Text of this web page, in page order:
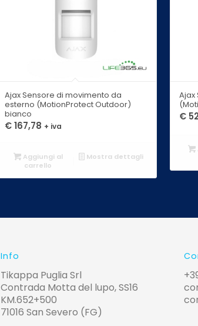
Ajax Sensore di movimento da
esterno (MotionProtect Outdoor)
bianco
€167,78 + iva
Aggiungi al
carrello
Mostra dettagli
Ajax
€
Info
Tikappa Puglia Srl
Contrada Motta del lupo, SS16
KM.652+500
71016 San Severo (FG)